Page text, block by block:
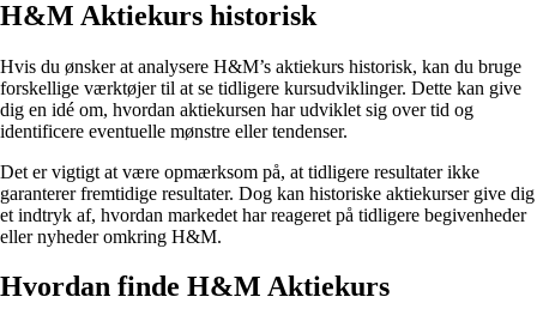
H&M Aktiekurs historisk
Hvis du ønsker at analysere H&M’s aktiekurs historisk, kan du bruge
forskellige værktøjer til at se tidligere kursudviklinger. Dette kan give
dig en idé om, hvordan aktiekursen har udviklet sig over tid og
identificere eventuelle mønstre eller tendenser.
Det er vigtigt at være opmærksom på, at tidligere resultater ikke
garanterer fremtidige resultater. Dog kan historiske aktiekurser give dig
et indtryk af, hvordan markedet har reageret på tidligere begivenheder
eller nyheder omkring H&M.
Hvordan finde H&M Aktiekurs